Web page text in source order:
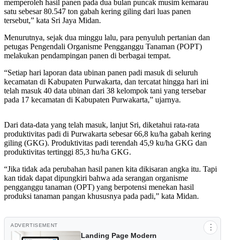
memperoleh hasil panen pada dua bulan puncak musim kemarau
satu sebesar 80.547 ton gabah kering giling dari luas panen
tersebut,” kata Sri Jaya Midan.
Menurutnya, sejak dua minggu lalu, para penyuluh pertanian dan
petugas Pengendali Organisme Pengganggu Tanaman (POPT)
melakukan pendampingan panen di berbagai tempat.
“Setiap hari laporan data ubinan panen padi masuk di seluruh
kecamatan di Kabupaten Purwakarta, dan tercatat hingga hari ini
telah masuk 40 data ubinan dari 38 kelompok tani yang tersebar
pada 17 kecamatan di Kabupaten Purwakarta,” ujarnya.
Dari data-data yang telah masuk, lanjut Sri, diketahui rata-rata
produktivitas padi di Purwakarta sebesar 66,8 ku/ha gabah kering
giling (GKG). Produktivitas padi terendah 45,9 ku/ha GKG dan
produktivitas tertinggi 85,3 hu/ha GKG.
“Jika tidak ada perubahan hasil panen kita dikisaran angka itu. Tapi
kan tidak dapat dipungkiri bahwa ada serangan organisme
pengganggu tanaman (OPT) yang berpotensi menekan hasil
produksi tanaman pangan khususnya pada padi,” kata Midan.
ADVERTISEMENT ⋮
Landing Page Modern